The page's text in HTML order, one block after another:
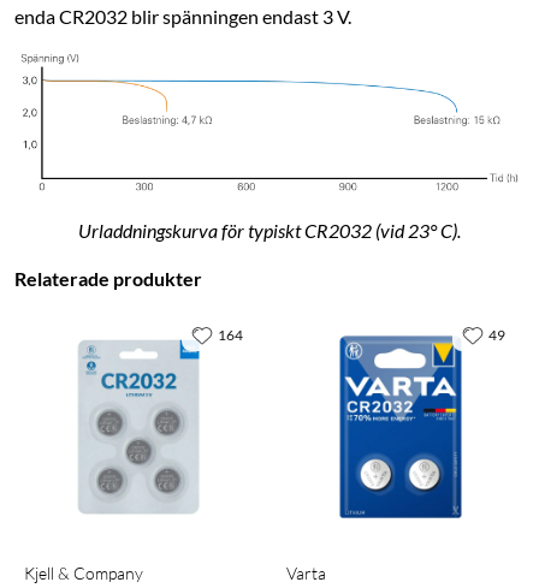
enda CR2032 blir spänningen endast 3 V.
Urladdningskurva för typiskt CR2032 (vid 23° C).
Relaterade produkter
Kjell & Company
164
Varta
49